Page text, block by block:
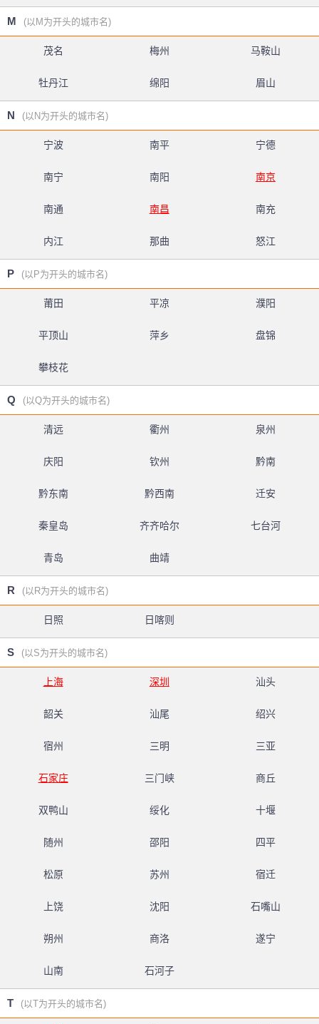
M (以M为开头的城市名)
茂名 梅州 马鞍山
牡丹江 绵阳 眉山
N (以N为开头的城市名)
宁波 南平 宁德
南宁 南阳 南京
南通 南昌 南充
内江 那曲 怒江
P (以P为开头的城市名)
莆田 平凉 濮阳
平顶山 萍乡 盘锦
攀枝花
Q (以Q为开头的城市名)
清远 衢州 泉州
庆阳 钦州 黔南
黔东南 黔西南 迁安
秦皇岛 齐齐哈尔 七台河
青岛 曲靖
R (以R为开头的城市名)
日照 日喀则
S (以S为开头的城市名)
上海 深圳 汕头
韶关 汕尾 绍兴
宿州 三明 三亚
石家庄 三门峡 商丘
双鸭山 绥化 十堰
随州 邵阳 四平
松原 苏州 宿迁
上饶 沈阳 石嘴山
朔州 商洛 遂宁
山南 石河子
T (以T为开头的城市名)